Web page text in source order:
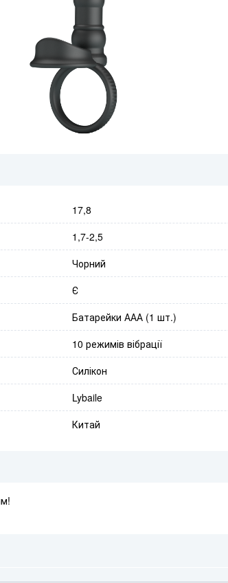
17,8
1,7-2,5
Чорний
Є
Батарейки ААА (1 шт.)
10 режимів вібрації
Силікон
Lybaile
Китай